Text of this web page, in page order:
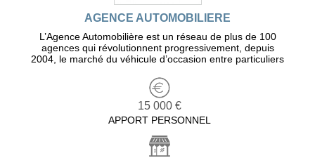
AGENCE AUTOMOBILIERE
L’Agence Automobilière est un réseau de plus de 100
agences qui révolutionnent progressivement, depuis
2004, le marché du véhicule d’occasion entre particuliers
15 000 €
APPORT PERSONNEL